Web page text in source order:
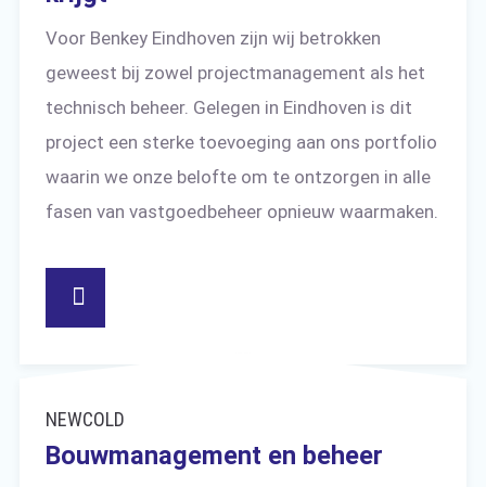
Voor Benkey Eindhoven zijn wij betrokken
geweest bij zowel projectmanagement als het
technisch beheer. Gelegen in Eindhoven is dit
project een sterke toevoeging aan ons portfolio
waarin we onze belofte om te ontzorgen in alle
fasen van vastgoedbeheer opnieuw waarmaken.
NEWCOLD
Bouwmanagement en beheer